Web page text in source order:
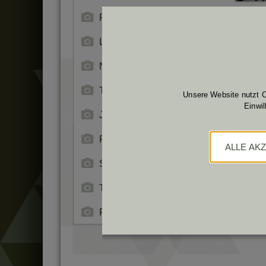
Rette-/Berge- Ausbild. Anlage
LFZ Trainingszentrum
Natura 2000 Schutzgebiet
TÜPL Impressionen
Jagd
Forst
Steinbrüche
Tiere im TÜPL
Freizeitbörse
Unsere Website nutzt
ALLE